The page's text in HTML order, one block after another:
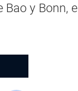
y Bonn,